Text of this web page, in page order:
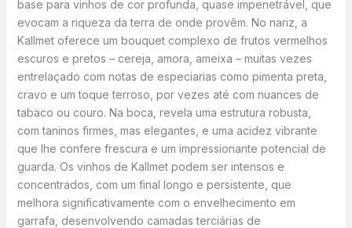
base para vinhos de cor profunda, quase impenetrável, que
evocam a riqueza da terra de onde provêm. No nariz, a
Kallmet oferece um bouquet complexo de frutos vermelhos
escuros e pretos – cereja, amora, ameixa – muitas vezes
entrelaçado com notas de especiarias como pimenta preta,
cravo e um toque terroso, por vezes até com nuances de
tabaco ou couro. Na boca, revela uma estrutura robusta,
com taninos firmes, mas elegantes, e uma acidez vibrante
que lhe confere frescura e um impressionante potencial de
guarda. Os vinhos de Kallmet podem ser intensos e
concentrados, com um final longo e persistente, que
melhora significativamente com o envelhecimento em
garrafa, desenvolvendo camadas terciárias de